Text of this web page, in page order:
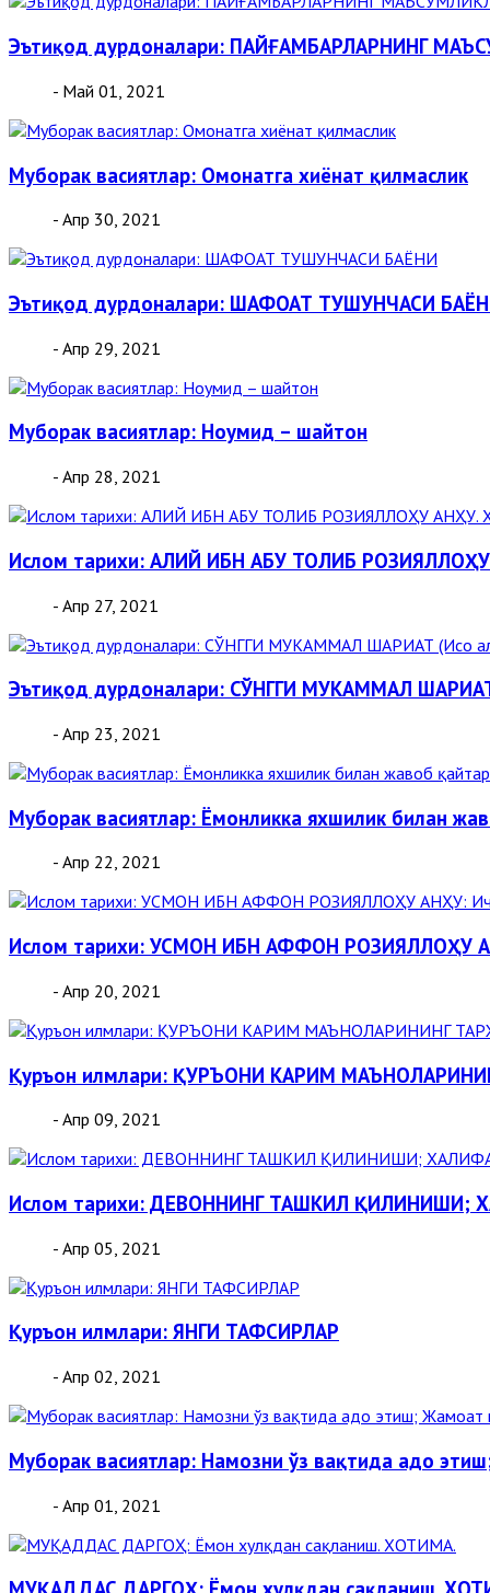
Эътиқод дурдоналари: ПАЙҒАМБАРЛАРНИНГ
- Май 01, 2021
Муборак васиятлар: Омонатга хиёнат қилмаслик
- Апр 30, 2021
Эътиқод дурдоналари: ШАФОАТ ТУШУНЧАСИ
- Апр 29, 2021
Муборак васиятлар: Ноумид – шайтон
- Апр 28, 2021
Ислом тарихи: АЛИЙ ИБН АБУ ТОЛИБ
- Апр 27, 2021
Эътиқод дурдоналари: СЎНГГИ МУКАММАЛ
- Апр 23, 2021
Mуборак васиятлар: Ёмонликка яхшилик билан
- Апр 22, 2021
Ислом тарихи: УСМОН ИБН АФФОН РОЗИЯЛЛОҲУ
- Апр 20, 2021
Қуръон илмлари: ҚУРЪОНИ КАРИМ
- Апр 09, 2021
Ислом тарихи: ДЕВОННИНГ ТАШКИЛ
- Апр 05, 2021
Қуръон илмлари: ЯНГИ ТАФСИРЛАР
- Апр 02, 2021
Муборак васиятлар: Намозни ўз вақтида адо
- Апр 01, 2021